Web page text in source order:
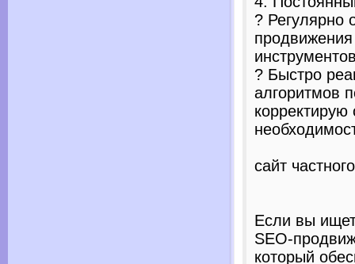
? Регулярно
? Быстро
алгоритмов
корректирую
сайт
Если вы
SEO-
который